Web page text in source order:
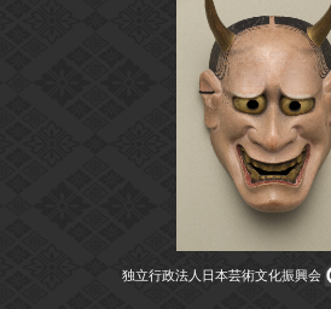
全国の美術館・博物館
媒体資
博物
文化庁
今月の
お知ら
ヘルプ
独立行政法人日本芸術文化
独立行政法人日本芸術文化振興会